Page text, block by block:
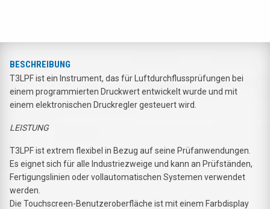
BESCHREIBUNG
T3LPF ist ein Instrument, das für Luftdurchflussprüfungen bei
einem programmierten Druckwert entwickelt wurde und mit
einem elektronischen Druckregler gesteuert wird.
LEISTUNG
T3LPF ist extrem flexibel in Bezug auf seine Prüfanwendungen.
Es eignet sich für alle Industriezweige und kann an Prüfständen,
Fertigungslinien oder vollautomatischen Systemen verwendet
werden.
Die Touchscreen-Benutzeroberfläche ist mit einem Farbdisplay